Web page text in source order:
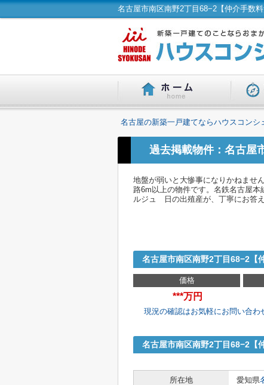
名古屋の新築一戸建てならハウスコンシ
過去掲載物件：名古屋
地盤が弱いと大惨事になりかねませ
路6m以上の物件です。名鉄名古屋
ルジュ 日の出殖産が、丁寧にお答え
名古屋市南区南野2丁目68−2【
価格
***万円
現況の確認はお気軽にお問い合わ
名古屋市南区南野2丁目68−2【
所在地
愛知県